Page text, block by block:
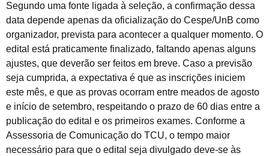
Segundo uma fonte ligada à seleção, a confirmação dessa
data depende apenas da oficialização do Cespe/UnB como
organizador, prevista para acontecer a qualquer momento. O
edital está praticamente finalizado, faltando apenas alguns
ajustes, que deverão ser feitos em breve. Caso a previsão
seja cumprida, a expectativa é que as inscrições iniciem
este mês, e que as provas ocorram entre meados de agosto
e início de setembro, respeitando o prazo de 60 dias entre a
publicação do edital e os primeiros exames. Conforme a
Assessoria de Comunicação do TCU, o tempo maior
necessário para que o edital seja divulgado deve-se às